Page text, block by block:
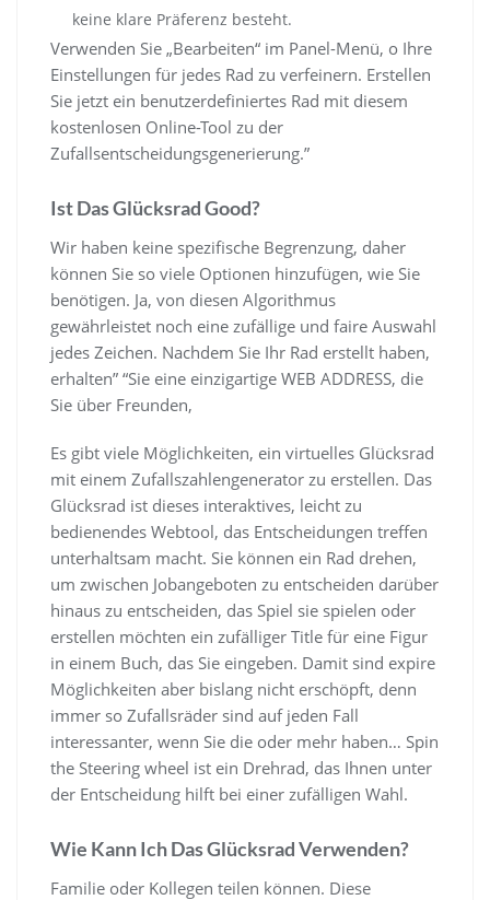
keine klare Präferenz besteht.
Verwenden Sie „Bearbeiten“ im Panel-Menü, o Ihre
Einstellungen für jedes Rad zu verfeinern. Erstellen
Sie jetzt ein benutzerdefiniertes Rad mit diesem
kostenlosen Online-Tool zu der
Zufallsentscheidungsgenerierung.”
Ist Das Glücksrad Good?
Wir haben keine spezifische Begrenzung, daher
können Sie so viele Optionen hinzufügen, wie Sie
benötigen. Ja, von diesen Algorithmus
gewährleistet noch eine zufällige und faire Auswahl
jedes Zeichen. Nachdem Sie Ihr Rad erstellt haben,
erhalten” “Sie eine einzigartige WEB ADDRESS, die
Sie über Freunden,
Es gibt viele Möglichkeiten, ein virtuelles Glücksrad
mit einem Zufallszahlengenerator zu erstellen. Das
Glücksrad ist dieses interaktives, leicht zu
bedienendes Webtool, das Entscheidungen treffen
unterhaltsam macht. Sie können ein Rad drehen,
um zwischen Jobangeboten zu entscheiden darüber
hinaus zu entscheiden, das Spiel sie spielen oder
erstellen möchten ein zufälliger Title für eine Figur
in einem Buch, das Sie eingeben. Damit sind expire
Möglichkeiten aber bislang nicht erschöpft, denn
immer so Zufallsräder sind auf jeden Fall
interessanter, wenn Sie die oder mehr haben… Spin
the Steering wheel ist ein Drehrad, das Ihnen unter
der Entscheidung hilft bei einer zufälligen Wahl.
Wie Kann Ich Das Glücksrad Verwenden?
Familie oder Kollegen teilen können. Diese